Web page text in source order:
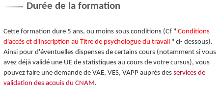
Durée de la formation
Cette formation dure 5 ans, ou moins sous conditions (Cf " Conditions
d'accès et d'inscription au Titre de psychologue du travail " ci- dessous).
Ainsi pour d'éventuelles dispenses de certains cours (notamment si vous
avez déjà validé une UE de statistiques au cours de votre cursus), vous
pouvez faire une demande de VAE, VES, VAPPauprès des services de
validation des acquis du CNAM .